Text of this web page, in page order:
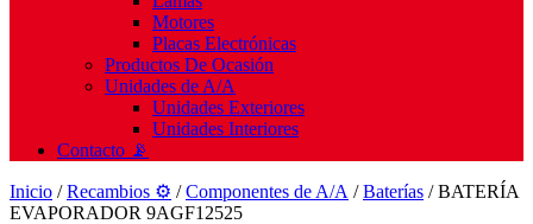
Motores
Placas Electrónicas
Productos De Ocasión
Unidades de A/A
Unidades Exteriores
Unidades Interiores
Contacto 📡
Inicio /Recambios ⚙️ /Componentes de A/A /Baterías / BATERÍA
EVAPORADOR 9AGF12525